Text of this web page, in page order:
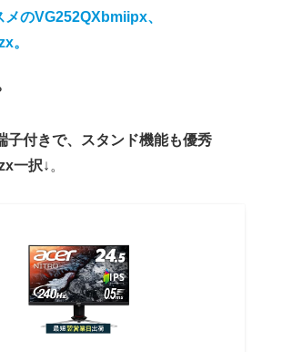
メのVG252QXbmiipx、
。
子付きで、スタンド機能も優秀
一択↓。